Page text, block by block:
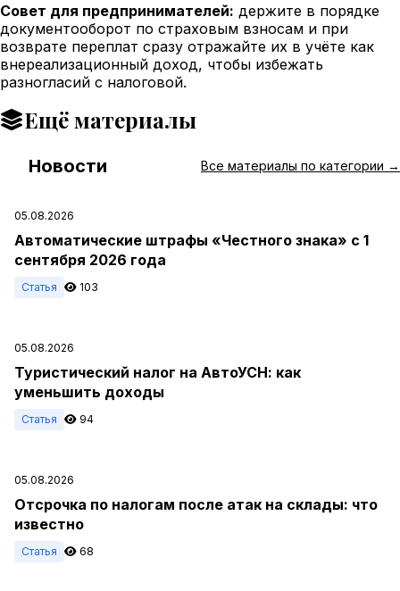
Совет для предпринимателей: держите в порядке
документооборот по страховым взносам и при
возврате переплат сразу отражайте их в учёте как
внереализационный доход, чтобы избежать
разногласий с налоговой.
Ещё материалы
Новости Все материалы по категории →
05.08.2026
Автоматические штрафы «Честного знака» с 1
сентября 2026 года
Статья 103
05.08.2026
Туристический налог на АвтоУСН: как
уменьшить доходы
Статья 94
05.08.2026
Отсрочка по налогам после атак на склады: что
известно
Статья 68